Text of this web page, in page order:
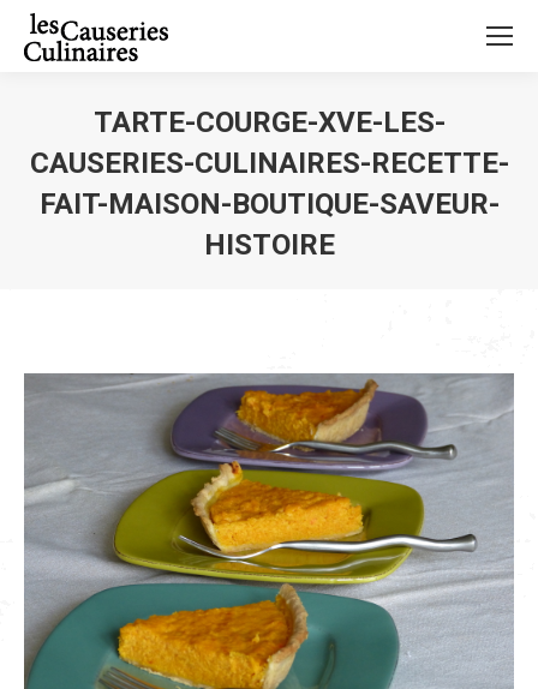
TARTE-COURGE-XVE-LES-
CAUSERIES-CULINAIRES-RECETTE-
FAIT-MAISON-BOUTIQUE-SAVEUR-
HISTOIRE